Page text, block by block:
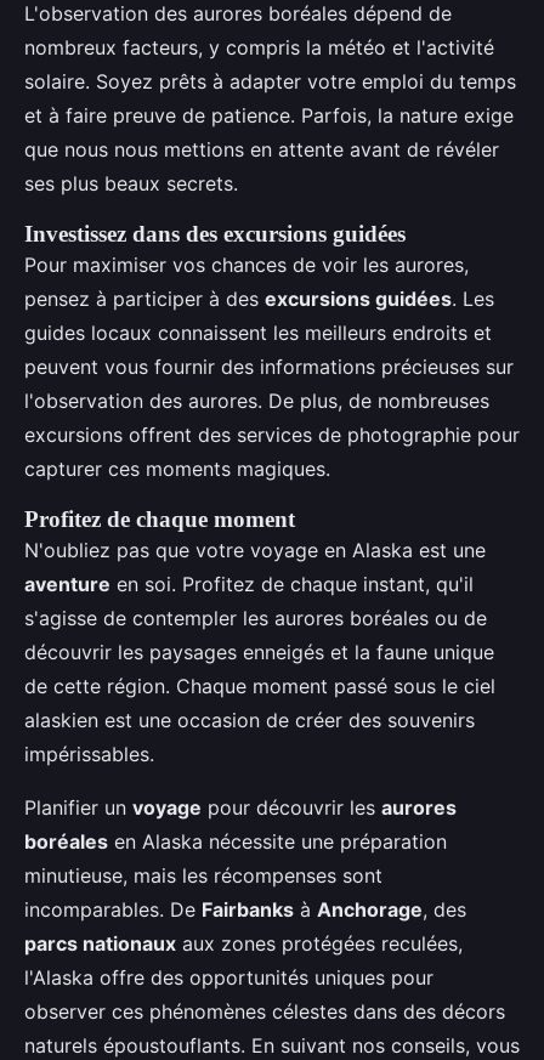
L'observation des aurores boréales dépend de
nombreux facteurs, y compris la météo et l'activité
solaire. Soyez prêts à adapter votre emploi du temps
et à faire preuve de patience. Parfois, la nature exige
que nous nous mettions en attente avant de révéler
ses plus beaux secrets.
Investissez dans des excursions guidées
Pour maximiser vos chances de voir les aurores,
pensez à participer à des excursions guidées. Les
guides locaux connaissent les meilleurs endroits et
peuvent vous fournir des informations précieuses sur
l'observation des aurores. De plus, de nombreuses
excursions offrent des services de photographie pour
capturer ces moments magiques.
Profitez de chaque moment
N'oubliez pas que votre voyage en Alaska est une
aventure en soi. Profitez de chaque instant, qu'il
s'agisse de contempler les aurores boréales ou de
découvrir les paysages enneigés et la faune unique
de cette région. Chaque moment passé sous le ciel
alaskien est une occasion de créer des souvenirs
impérissables.
Planifier un voyage pour découvrir les aurores
boréales en Alaska nécessite une préparation
minutieuse, mais les récompenses sont
incomparables. De Fairbanks à Anchorage, des
parcs nationaux aux zones protégées reculées,
l'Alaska offre des opportunités uniques pour
observer ces phénomènes célestes dans des décors
naturels époustouflants. En suivant nos conseils, vous